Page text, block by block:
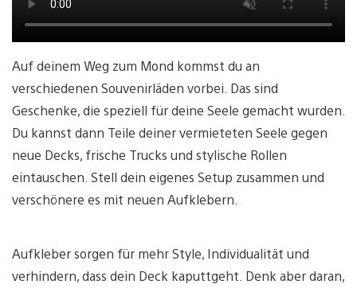
Auf deinem Weg zum Mond kommst du an
verschiedenen Souvenirläden vorbei. Das sind
Geschenke, die speziell für deine Seele gemacht wurden.
Du kannst dann Teile deiner vermieteten Seele gegen
neue Decks, frische Trucks und stylische Rollen
eintauschen. Stell dein eigenes Setup zusammen und
verschönere es mit neuen Aufklebern.
Aufkleber sorgen für mehr Style, Individualität und
verhindern, dass dein Deck kaputtgeht. Denk aber daran,